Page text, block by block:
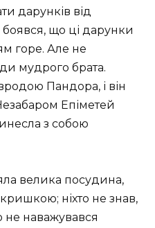
дарунків від
що ці дарунки
горе. Але не
мудрого брата.
Пандора, і він
Епіметей
з собою
велика посудина,
ніхто не знав,
не наважувався